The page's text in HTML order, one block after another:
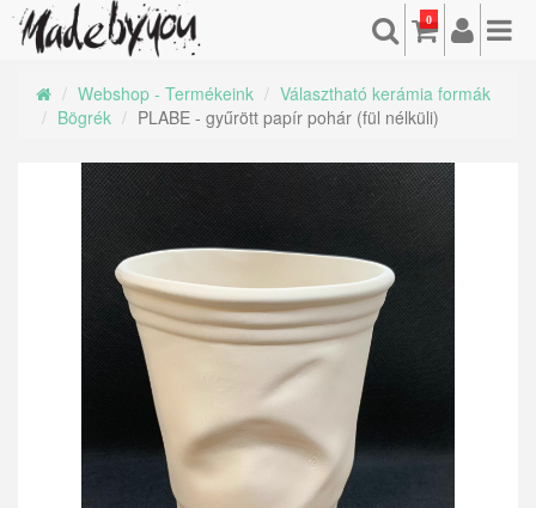
0
Webshop - Termékeink
Választható kerámia formák
Bögrék
PLABE - gyűrött papír pohár (fül nélküli)